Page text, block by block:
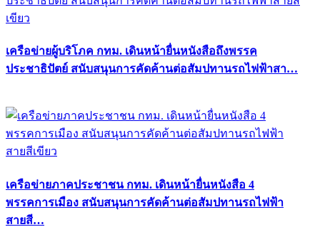
เครือข่ายผู้บริโภค กทม. เดินหน้ายื่นหนังสือถึงพรรค
ประชาธิปัตย์ สนับสนุนการคัดค้านต่อสัมปทานรถไฟฟ้าสา…
เครือข่ายภาคประชาชน กทม. เดินหน้ายื่นหนังสือ 4
พรรคการเมือง สนับสนุนการคัดค้านต่อสัมปทานรถไฟฟ้า
สายสี…